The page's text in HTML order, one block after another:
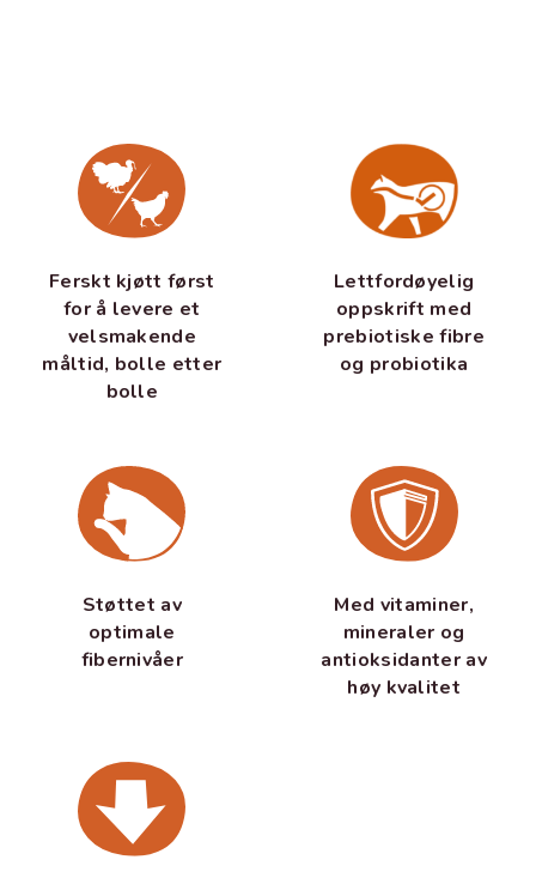
Ferskt kjøtt først
for å levere et
velsmakende
måltid, bolle etter
bolle
Lettfordøyelig
oppskrift med
prebiotiske fibre
og probiotika
Støttet av
optimale
fibernivåer
Med vitaminer,
mineraler og
antioksidanter av
høy kvalitet